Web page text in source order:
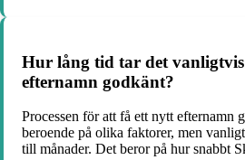
Hur lång tid tar det
efternamn godkänt?
Processen för att få ett nytt efternamn
beroende på olika faktorer, men
till månader. Det beror på hur snabbt